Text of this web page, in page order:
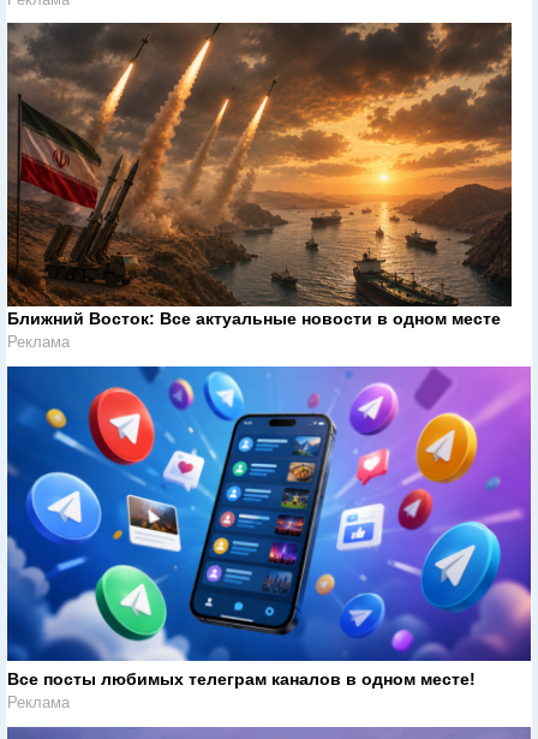
Ближний Восток: Все актуальные новости в одном месте
Реклама
Все посты любимых телеграм каналов в одном месте!
Реклама